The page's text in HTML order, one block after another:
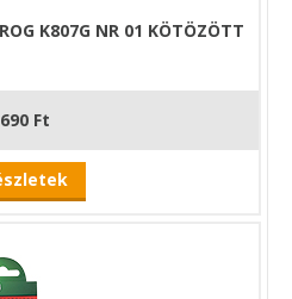
K807G NR 01 KÖTÖZÖTT
690 Ft